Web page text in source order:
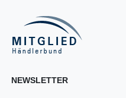
NEWSLETTER